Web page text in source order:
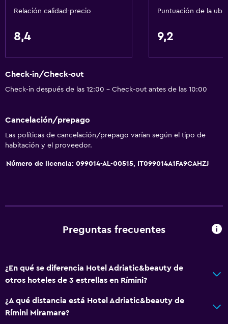
Canotaje
Ciclismo
Salón de belleza
Minigolf
Bolera
Sala de fiestas
Internet
Extinguidor
Artículos de aseo gratis
Alarma de humo
Relación calidad-precio
8,4
Puntuación de la
9,2
Check-in/Check-out
Check-in después de las 12:00 - Check-out antes de las 10:00
Cancelación/prepago
Las políticas de cancelación/prepago varían según el tipo de
habitación y el proveedor.
Número de licencia: 099014-AL-00515, IT099014A1FA9CAHZJ
Preguntas frecuentes
¿En qué se diferencia Hotel Adriatic&beauty de
otros hoteles de 3 estrellas en Rímini?
¿A qué distancia está Hotel Adriatic&beauty de
Rímini Miramare?